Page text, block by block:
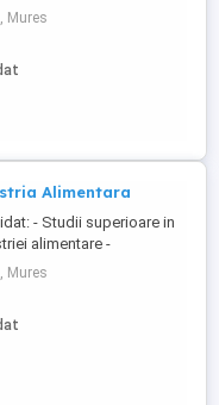
loc de munca sigur
minori sau pe
Solicitam seriozitate,
de munca in
Mures
Alimentara
- Studii superioare in
alimentare -
organizare,
si comunicare; -
si de evaluare
de analiza si
Mures